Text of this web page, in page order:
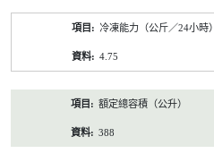
冷凍能力（公斤／24小時）
4.75
額定總容積（公升）
388